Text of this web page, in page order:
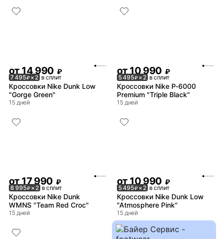
от 14 990 ₽
7 495₽× 2 в сплит
Кроссовки Nike Dunk Low
"Gorge Green"
15 дней
от 10 990 ₽
5 495₽× 2 в сплит
Кроссовки Nike P-6000
Premium "Triple Black"
15 дней
от17 990 ₽
8 995₽× 2 в сплит
Кроссовки Nike Dunk
WMNS "Team Red Croc"
15 дней
от10 990 ₽
5 495₽× 2 в сплит
Кроссовки Nike Dunk Low
"Atmosphere Pink"
15 дней